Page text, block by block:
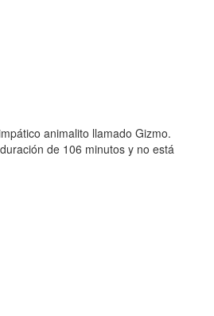
animalito llamado Gizmo.
de 106 minutos y no está